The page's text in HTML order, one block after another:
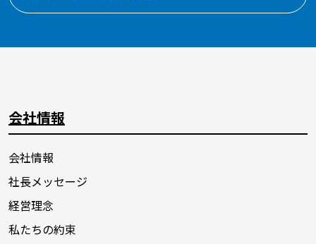
会社情報
会社情報
社長メッセージ
経営理念
私たちの約束